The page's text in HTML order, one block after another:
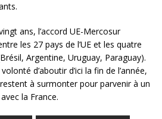
ans, l’accord UE-Mercosur
les 27 pays de l’UE et les quatre
Argentine, Uruguay, Paraguay).
d’aboutir d’ici la fin de l’année,
à surmonter pour parvenir à un
la France.